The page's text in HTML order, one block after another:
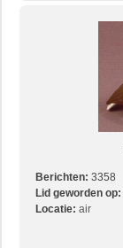
Berichten: 3358
Lid geworden op:
Locatie: air